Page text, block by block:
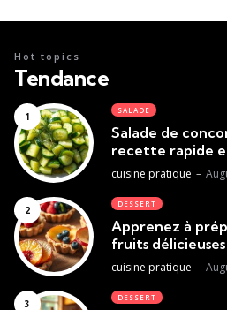
Tendance
Hot topics
SALADE
Salade de
recette rapide
Posted
cuisine pratique
DESSERT
Apprenez à
fruits délicieuses
Posted
cuisine pratique
DESSERT